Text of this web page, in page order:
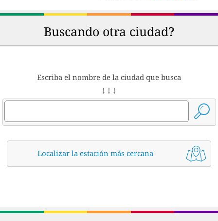
Buscando otra ciudad?
Escriba el nombre de la ciudad que busca
↓ ↓ ↓
Localizar la estación más cercana